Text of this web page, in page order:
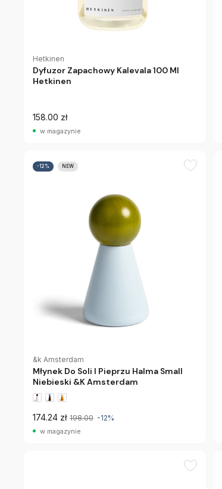
Hetkinen
Dyfuzor Zapachowy Kalevala 100 Ml
Hetkinen
158.00 zł
w magazynie
-12% NEW
&k Amsterdam
Młynek Do Soli I Pieprzu Halma Small
Niebieski &K Amsterdam
174.24 zł 198.00 -12%
w magazynie